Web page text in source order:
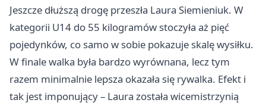
Jeszcze dłuższą drogę przeszła Laura Siemieniuk. W
kategorii U14 do 55 kilogramów stoczyła aż pięć
pojedynków, co samo w sobie pokazuje skalę wysiłku.
W finale walka była bardzo wyrównana, lecz tym
razem minimalnie lepsza okazała się rywalka. Efekt i
tak jest imponujący – Laura została wicemistrzynią